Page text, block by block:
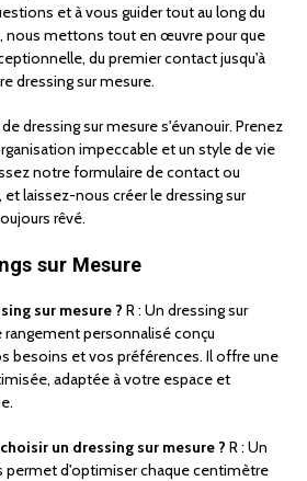
et à vous guider tout au long du
nous mettons tout en œuvre pour que
du premier contact jusqu'à
dressing sur mesure.
dressing sur mesure s'évanouir. Prenez
impeccable et un style de vie
notre formulaire de contact ou
laissez-nous créer le dressing sur
rêvé.
sur Mesure
sur mesure ? R : Un dressing sur
personnalisé conçu
besoins et vos préférences. Il offre une
adaptée à votre espace et
un dressing sur mesure ? R : Un
permet d'optimiser chaque centimètre